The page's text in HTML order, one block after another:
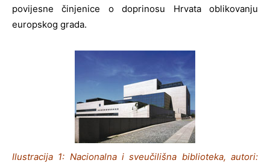
povijesne činjenice o doprinosu Hrvata oblikovanju
europskog grada.
Ilustracija 1: Nacionalna i sveučilišna biblioteka, autori: